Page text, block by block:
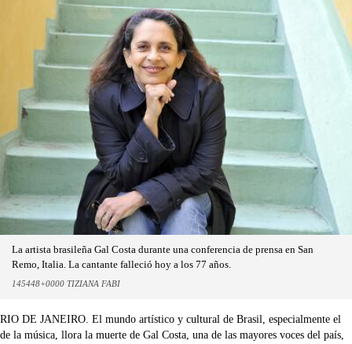
La artista brasileña Gal Costa durante una conferencia de prensa en San
Remo, Italia. La cantante falleció hoy a los 77 años.
145448+0000 TIZIANA FABI
RIO DE JANEIRO. El mundo artístico y cultural de Brasil, especialmente el
de la música, llora la muerte de Gal Costa, una de las mayores voces del país,